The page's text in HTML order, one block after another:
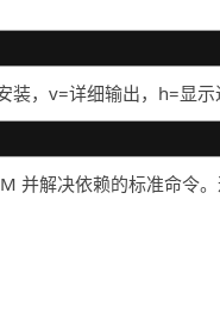
，v=详细输出，h=显示
并解决依赖的标准命令